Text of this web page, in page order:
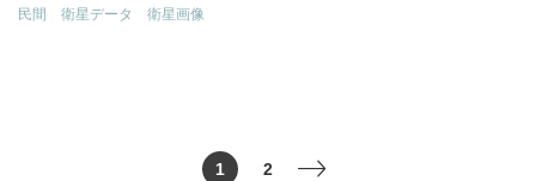
民間
衛星データ 衛星画像
1 2 >